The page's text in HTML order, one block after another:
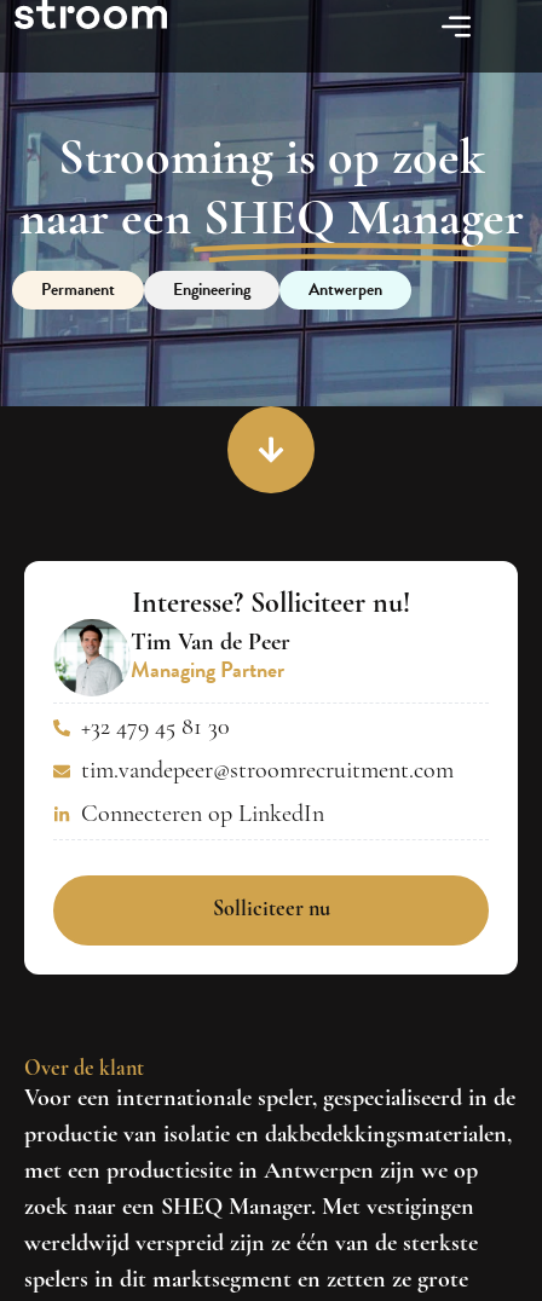
Strooming is op zoek
naar een SHEQ Manager
Permanent Engineering Antwerpen
Over de klant
Voor een internationale speler, gespecialiseerd in de
productie van isolatie en dakbedekkingsmaterialen,
met een productiesite in Antwerpen zijn we op
zoek naar een SHEQ Manager. Met vestigingen
wereldwijd verspreid zijn ze één van de sterkste
spelers in dit marktsegment en zetten ze grote
Interesse? Solliciteer nu!
Tim Van de Peer
Managing Partner
+32 479 45 81 30
tim.vandepeer@stroomrecruitment.com
Connecteren op LinkedIn
Solliciteer nu